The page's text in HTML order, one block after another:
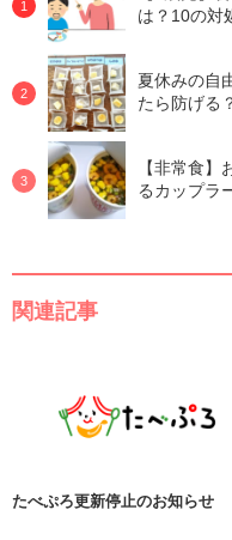
は？10の対
夏休みの自
たら防げる
【非常食
るカップラ
関連記事
たべぷろ更新停止のお知らせ